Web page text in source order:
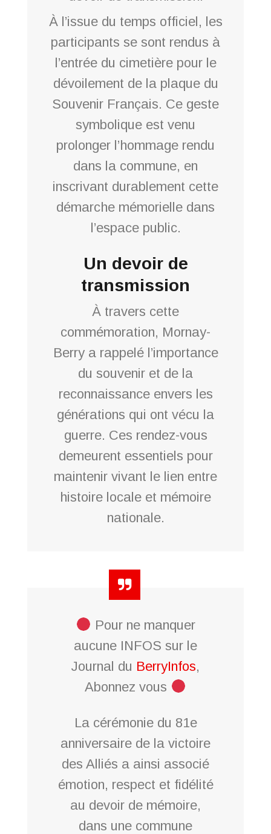
À l’issue du temps officiel, les
participants se sont rendus à
l’entrée du cimetière pour le
dévoilement de la plaque du
Souvenir Français. Ce geste
symbolique est venu
prolonger l’hommage rendu
dans la commune, en
inscrivant durablement cette
démarche mémorielle dans
l’espace public.
Un devoir de
transmission
À travers cette
commémoration, Mornay-
Berry a rappelé l’importance
du souvenir et de la
reconnaissance envers les
générations qui ont vécu la
guerre. Ces rendez-vous
demeurent essentiels pour
maintenir vivant le lien entre
histoire locale et mémoire
nationale.
Pour ne manquer
aucune INFOS sur le
Journal du BerryInfos,
Abonnez vous
La cérémonie du 81e
anniversaire de la victoire
des Alliés a ainsi associé
émotion, respect et fidélité
au devoir de mémoire,
dans une commune